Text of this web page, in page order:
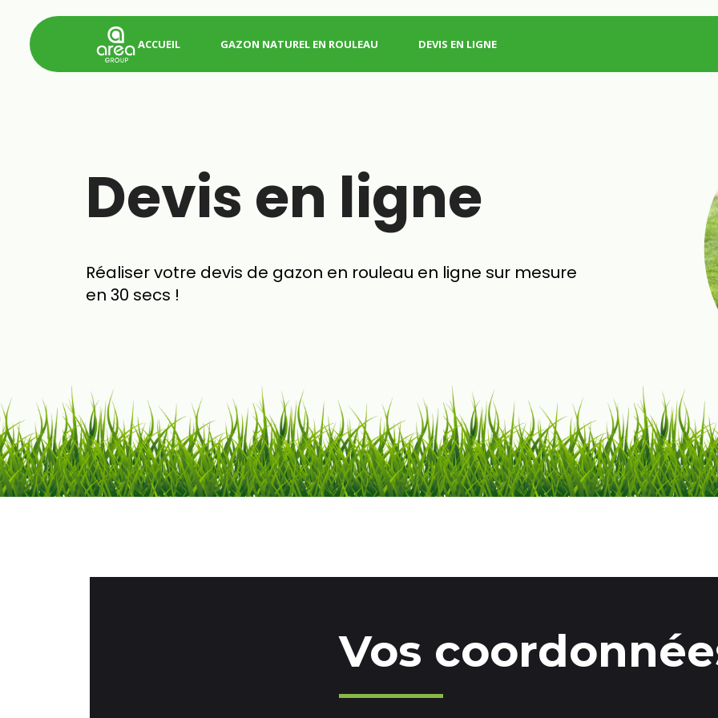
content
ACCUEIL GAZON NATUREL EN ROULEAU DEVIS EN LIGNE
Devis en ligne
Réaliser votre devis de gazon en rouleau en ligne sur mesure
en 30 secs !
Vos